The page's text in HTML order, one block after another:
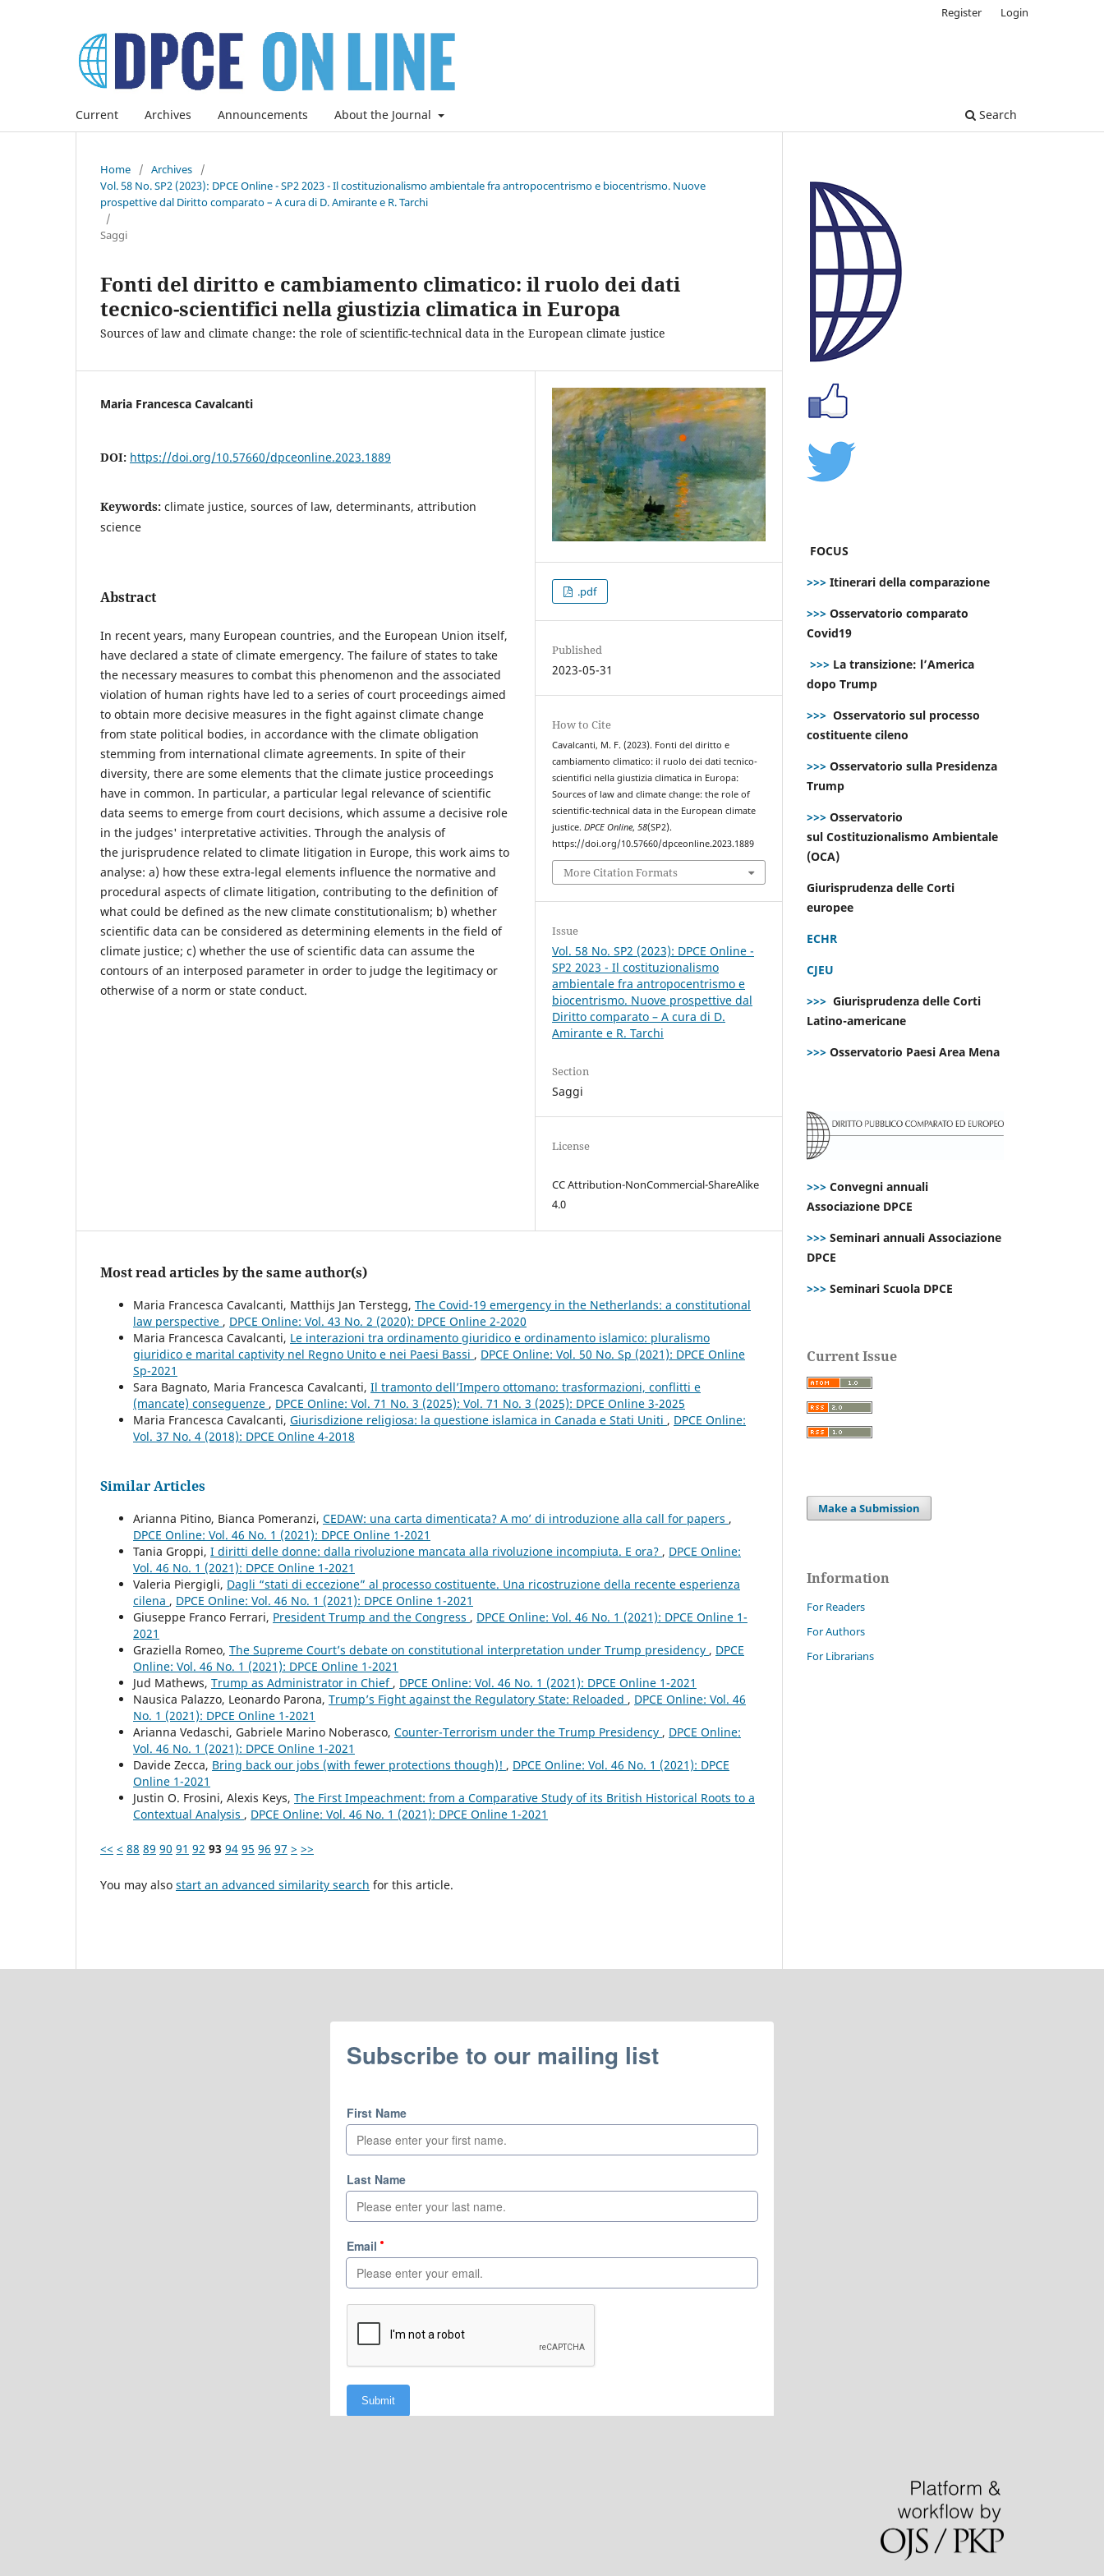
Current Archives Announcements About the Journal Search
Register Login
Home / Archives
/
Vol. 58 No. SP2 (2023): DPCE Online - SP2 2023 - Il costituzionalismo ambientale fra antropocentrismo e biocentrismo. Nuove
prospettive dal Diritto comparato – A cura di D. Amirante e R. Tarchi
/
Saggi
Fonti del diritto e cambiamento climatico: il ruolo dei dati
tecnico-scientifici nella giustizia climatica in Europa
Sources of law and climate change: the role of scientific-technical data in the European climate justice
Maria Francesca Cavalcanti
DOI: https://doi.org/10.57660/dpceonline.2023.1889
Keywords: climate justice, sources of law, determinants, attribution
science
Abstract
In recent years, many European countries, and the European Union itself,
have declared a state of climate emergency. The failure of states to take
the necessary measures to combat this phenomenon and the associated
violation of human rights have led to a series of court proceedings aimed
to obtain more decisive measures in the fight against climate change
from state political bodies, in accordance with the climate obligation
stemming from international climate agreements. In spite of their
diversity, there are some elements that the climate justice proceedings
have in common. In particular, a particular legal relevance of scientific
data seems to emerge from court decisions, which assume a decisive role
in the judges' interpretative activities. Through the analysis of
the jurisprudence related to climate litigation in Europe, this work aims to
analyse: a) how these extra-legal elements influence the normative and
procedural aspects of climate litigation, contributing to the definition of
what could be defined as the new climate constitutionalism; b) whether
scientific data can be considered as determining elements in the field of
climate justice; c) whether the use of scientific data can assume the
contours of an interposed parameter in order to judge the legitimacy or
otherwise of a norm or state conduct.
.pdf
Published
2023-05-31
How to Cite
Cavalcanti, M. F. (2023). Fonti del diritto e
cambiamento climatico: il ruolo dei dati tecnico-
scientifici nella giustizia climatica in Europa:
Sources of law and climate change: the role of
scientific-technical data in the European climate
justice.DPCE Online,58(SP2).
https://doi.org/10.57660/dpceonline.2023.1889
More Citation Formats
Issue
Vol. 58 No. SP2 (2023): DPCE Online -
SP2 2023 - Il costituzionalismo
ambientale fra antropocentrismo e
biocentrismo. Nuove prospettive dal
Diritto comparato – A cura di D.
Amirante e R. Tarchi
Section
Saggi
License
CC Attribution-NonCommercial-ShareAlike
4.0
Most read articles by the same author(s)
Maria Francesca Cavalcanti, Matthijs Jan Terstegg, The Covid-19 emergency in the Netherlands: a constitutional
law perspective , DPCE Online: Vol. 43 No. 2 (2020): DPCE Online 2-2020
Maria Francesca Cavalcanti, Le interazioni tra ordinamento giuridico e ordinamento islamico: pluralismo
giuridico e marital captivity nel Regno Unito e nei Paesi Bassi , DPCE Online: Vol. 50 No. Sp (2021): DPCE Online
Sp-2021
Sara Bagnato, Maria Francesca Cavalcanti, Il tramonto dell’Impero ottomano: trasformazioni, conflitti e
(mancate) conseguenze , DPCE Online: Vol. 71 No. 3 (2025): Vol. 71 No. 3 (2025): DPCE Online 3-2025
Maria Francesca Cavalcanti, Giurisdizione religiosa: la questione islamica in Canada e Stati Uniti , DPCE Online:
Vol. 37 No. 4 (2018): DPCE Online 4-2018
Similar Articles
Arianna Pitino, Bianca Pomeranzi, CEDAW: una carta dimenticata? A mo’ di introduzione alla call for papers ,
DPCE Online: Vol. 46 No. 1 (2021): DPCE Online 1-2021
Tania Groppi, I diritti delle donne: dalla rivoluzione mancata alla rivoluzione incompiuta. E ora? , DPCE Online:
Vol. 46 No. 1 (2021): DPCE Online 1-2021
Valeria Piergigli, Dagli “stati di eccezione” al processo costituente. Una ricostruzione della recente esperienza
cilena , DPCE Online: Vol. 46 No. 1 (2021): DPCE Online 1-2021
Giuseppe Franco Ferrari, President Trump and the Congress , DPCE Online: Vol. 46 No. 1 (2021): DPCE Online 1-
2021
Graziella Romeo, The Supreme Court’s debate on constitutional interpretation under Trump presidency , DPCE
Online: Vol. 46 No. 1 (2021): DPCE Online 1-2021
Jud Mathews, Trump as Administrator in Chief , DPCE Online: Vol. 46 No. 1 (2021): DPCE Online 1-2021
Nausica Palazzo, Leonardo Parona, Trump’s Fight against the Regulatory State: Reloaded , DPCE Online: Vol. 46
No. 1 (2021): DPCE Online 1-2021
Arianna Vedaschi, Gabriele Marino Noberasco, Counter-Terrorism under the Trump Presidency , DPCE Online:
Vol. 46 No. 1 (2021): DPCE Online 1-2021
Davide Zecca, Bring back our jobs (with fewer protections though)! , DPCE Online: Vol. 46 No. 1 (2021): DPCE
Online 1-2021
Justin O. Frosini, Alexis Keys, The First Impeachment: from a Comparative Study of its British Historical Roots to a
Contextual Analysis , DPCE Online: Vol. 46 No. 1 (2021): DPCE Online 1-2021
<< < 88 89 90 91 92 93 94 95 96 97 > >>
You may also start an advanced similarity search for this article.
FOCUS
>>> Itinerari della comparazione
>>> Osservatorio comparato
Covid19
>>> La transizione: l’America
dopo Trump
>>> Osservatorio sul processo
costituente cileno
>>> Osservatorio sulla Presidenza
Trump
>>> Osservatorio
sul Costituzionalismo Ambientale
(OCA)
Giurisprudenza delle Corti
europee
ECHR
CJEU
>>> Giurisprudenza delle Corti
Latino-americane
>>> Osservatorio Paesi Area Mena
>>> Convegni annuali
Associazione DPCE
>>> Seminari annuali Associazione
DPCE
>>> Seminari Scuola DPCE
Current Issue
Make a Submission
Information
For Readers
For Authors
For Librarians